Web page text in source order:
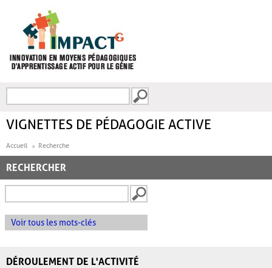
FORMULAIRE DE
VIGNETTES DE PÉDAGOGIE ACTIVE
Accueil Recherche
RECHERCHER
Voir tous les mots-clés
DÉROULEMENT DE L'ACTIVITÉ